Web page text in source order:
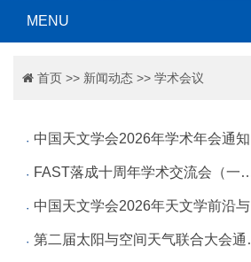
MENU
首页 >> 新闻动态 >> 学术会议
中国天文学会2026年学术年会通知（第一号）
FAST落成十周年学术交流会（一号通知）
中国天文学会2026年天文学前沿与科普教育研讨会通知（第一号）
第二届太阳与空间天气联合大会通知（第二号）